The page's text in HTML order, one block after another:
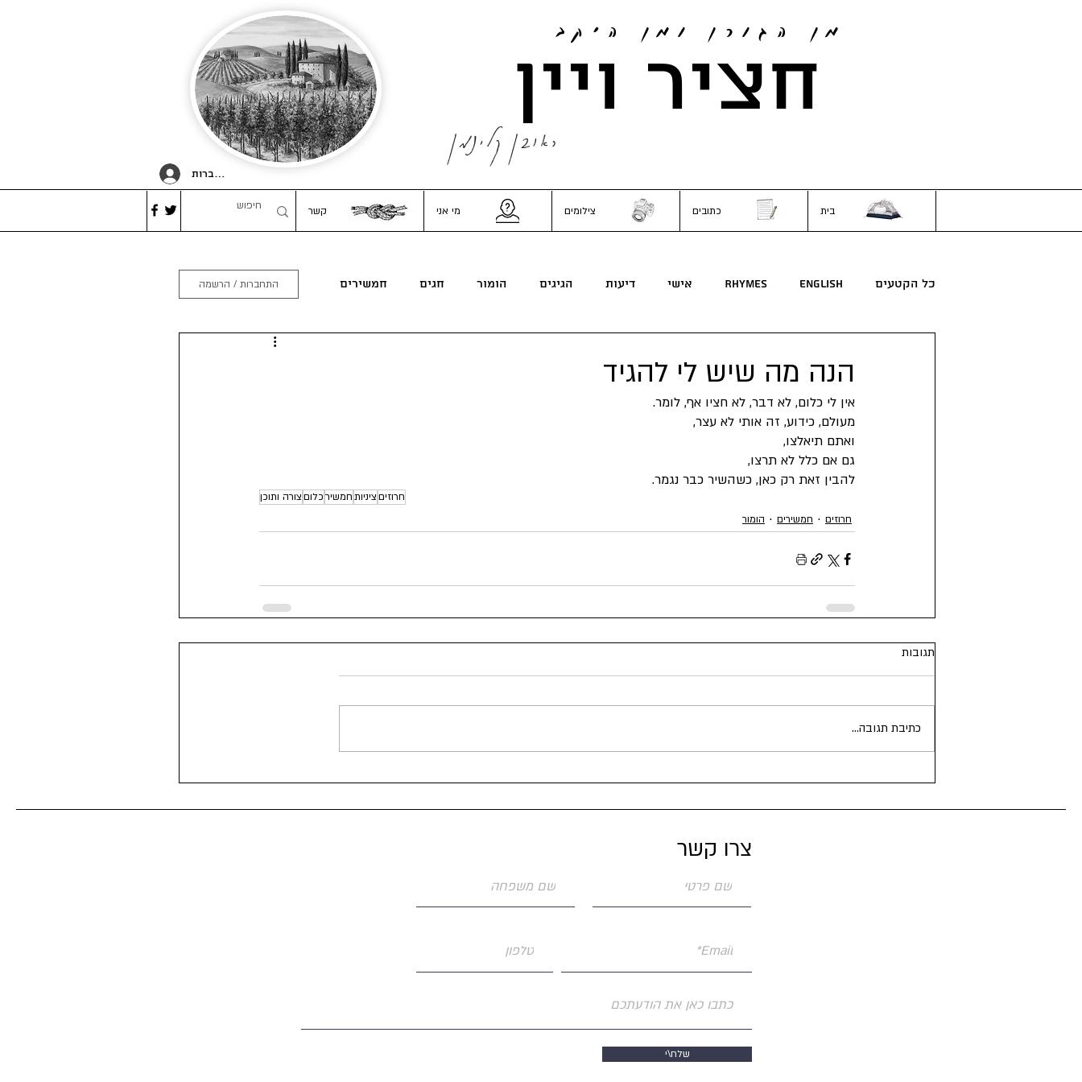
להתחברות
מן הגורן ומן היקב
חציר ויין
ראובן קלינמן
בית כתובים צילומים מי אני קשר
כל הקטעים English
Rhymes אישי דיעות הגיגים הומור חגים חמשירים
פרוזה קצרים רומנטיקה ושות'
התחברות / הרשמה
הנה מה שיש לי להגיד
אין לי כלום, לא דבר, לא חציו אף, לומר.
מעולם, כידוע, זה אותי לא עצר,
ואתם תיאלצו,
גם אם כלל לא תרצו,
להבין זאת רק כאן, כשהשיר כבר נגמר.
חרוזיםציניותחמשירכלוםצורה ותוכן
חרוזים
חמשירים הומור
תגובות
כתיבת תגובה...
צרו קשר
שלח\י